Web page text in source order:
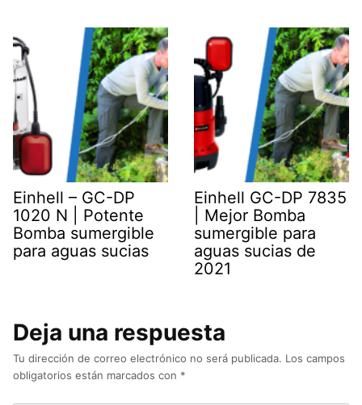
Einhell – GC-DP
1020 N | Potente
Bomba sumergible
para aguas sucias
Einhell GC-DP 7835
| Mejor Bomba
sumergible para
aguas sucias de
2021
Deja una respuesta
Tu dirección de correo electrónico no será publicada. Los campos
obligatorios están marcados con *